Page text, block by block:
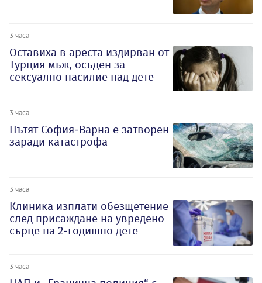
3 часа
Оставиха в ареста издирван от
Турция мъж, осъден за
сексуално насилие над дете
3 часа
Пътят София-Варна е затворен
заради катастрофа
3 часа
Клиника изплати обезщетение
след присаждане на увредено
сърце на 2-годишно дете
3 часа